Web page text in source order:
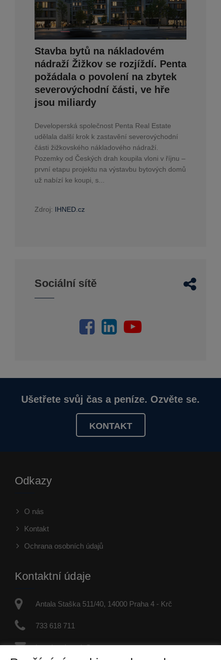
Stavba bytů na nákladovém
nádraží Žižkov se rozjíždí. Penta
požádala o povolení na zbytek
severovýchodní části, ve hře
jsou miliardy
Developerská společnost Penta Real Estate
udělala další krok k zastavění severovýchodní
části žižkovského nákladového nádraží.
Pozemky od Českých drah koupila vloni v říjnu –
první etapu projektu na výstavbu bytových domů
už nabízí ke koupi, s...
Zdroj: IHNED.cz
Sociální sítě
Ušetřete svůj čas a peníze. Ozvěte se.
KONTAKT
Odkazy
O nás
Kontakt
Ochrana osobních údajů
Kontaktní údaje
Antala Staška 511/40, 14000 Praha 4 - Krč
733 618 711
jaroslav.dvorak@re-max.cz